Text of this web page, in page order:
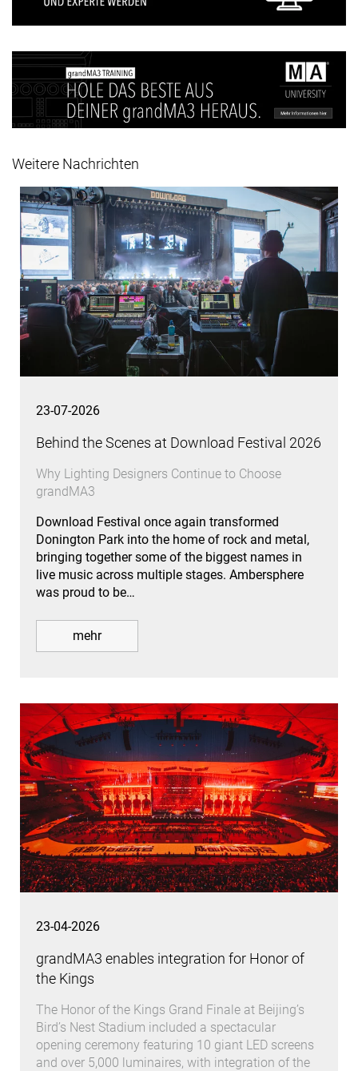
Weitere Nachrichten
23-07-2026
Behind the Scenes at Download Festival 2026
Why Lighting Designers Continue to Choose
grandMA3
Download Festival once again transformed
Donington Park into the home of rock and metal,
bringing together some of the biggest names in
live music across multiple stages. Ambersphere
was proud to be…
mehr
23-04-2026
grandMA3 enables integration for Honor of
the Kings
The Honor of the Kings Grand Finale at Beijing’s
Bird’s Nest Stadium included a spectacular
opening ceremony featuring 10 giant LED screens
and over 5,000 luminaires, with integration of the